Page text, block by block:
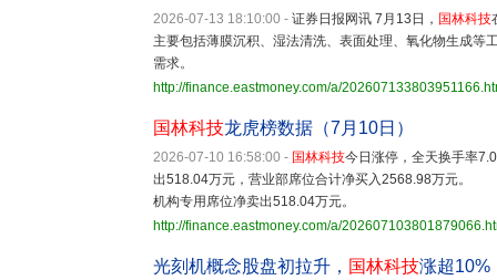
2026-07-13 18:10:00 - 证券日报网讯 7月13日， 国林科技
主要包括薄膜沉积、湿法清洗、表面处理、氧化物生成等
需求。
http://finance.eastmoney.com/a/
国林科技龙虎榜数据（7月10日）
2026-07-10 16:58:00 - 国林科技今日涨停，全天换手率
出518.04万元，营业部席位合计净买入2568.98万元。
机构专用席位净卖出518.04万元。
http://finance.eastmoney.com/a/
光刻机概念股盘初拉升， 国林科技涨超10%